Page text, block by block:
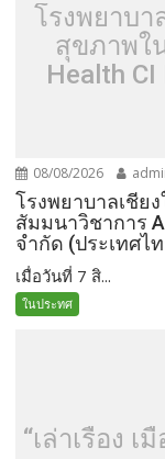
โรงพยาบา
สุขภาพใ
Health CI
08/08/2026
โรงพยาบาลเชีย
สัมมนาวิชาการ
จำกัด (ประเทศไ
เมื่อวันที่ 7 สิ...
ในประทศ
“เล่าเรื่อง